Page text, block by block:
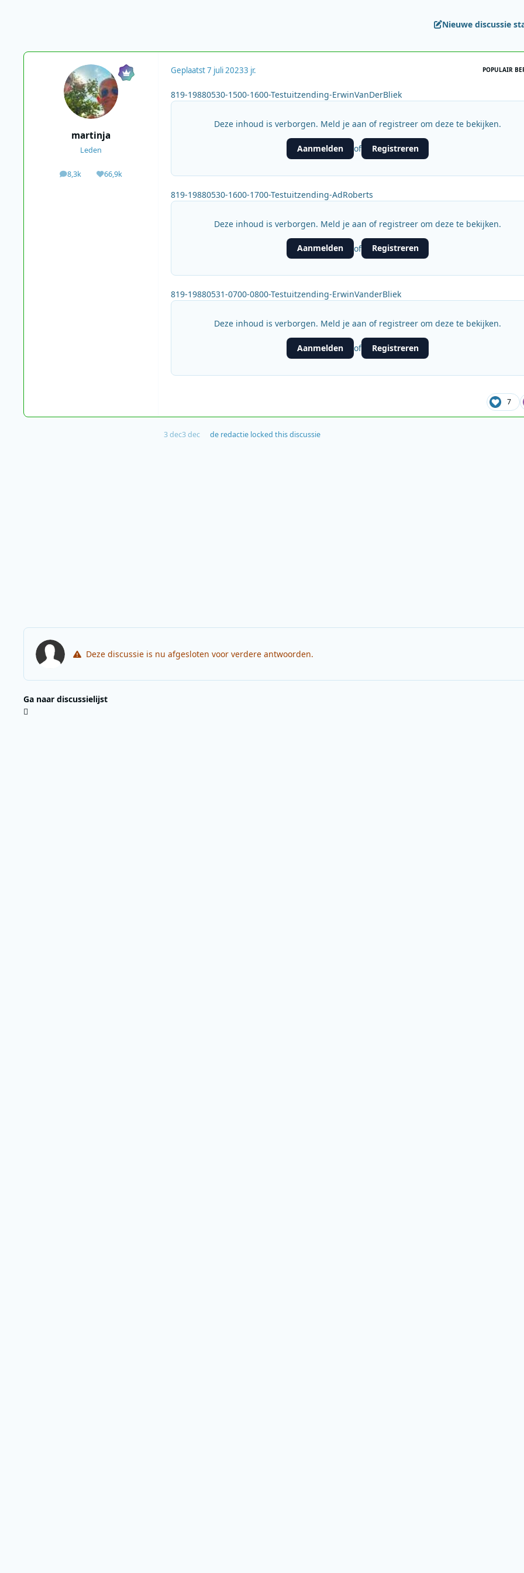
Nieuwe discussie
martinja
Leden
8,3k
berichten66,9k
Waardering
Geplaatst7 juli 20233 jr. POPULAIR
819-19880530-1500-1600-Testuitzending-ErwinVanDerBliek
Deze inhoud is verborgen. Meld je aan of registreer om deze te bekijken.
Aanmelden of Registreren
819-19880530-1600-1700-Testuitzending-AdRoberts
Deze inhoud is verborgen. Meld je aan of registreer om deze te bekijken.
Aanmelden of Registreren
819-19880531-0700-0800-Testuitzending-ErwinVanderBliek
Deze inhoud is verborgen. Meld je aan of registreer om deze te bekijken.
Aanmelden of Registreren
7
3 dec3 dec de redactie locked this discussie
Deze discussie is nu afgesloten voor verdere antwoorden.
Ga naar discussielijst